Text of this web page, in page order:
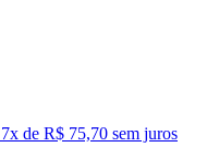
7x de R$ 75,70 sem juros